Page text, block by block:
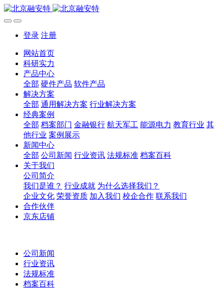
登录 注册
网站首页
科研实力
产品中心
全部 硬件产品 软件产品
解决方案
全部 通用解决方案 行业解决方案
经典案例
全部 档案部门 金融银行 航天军工 能源电力 教育行业 其
他行业 案例展示
新闻中心
全部 公司新闻 行业资讯 法规标准 档案百科
关于我们
公司简介
我们是谁？ 行业成就 为什么选择我们？
企业文化 荣誉资质 加入我们 校企合作 联系我们
合作伙伴
京东店铺
公司新闻
行业资讯
法规标准
档案百科